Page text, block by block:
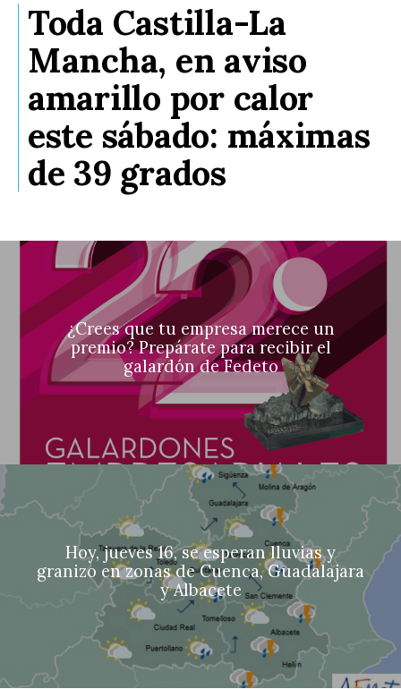
Toda Castilla-La
Mancha, en aviso
amarillo por calor
este sábado: máximas
de 39 grados
¿Crees que tu empresa merece un
premio? Prepárate para recibir el
galardón de Fedeto
Hoy, jueves 16, se esperan lluvias y
granizo en zonas de Cuenca, Guadalajara
y Albacete